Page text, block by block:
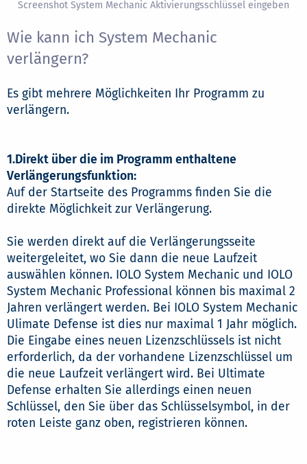
Screenshot System Mechanic Aktivierungsschlüssel eingeben
Wie kann ich System Mechanic
verlängern?
Es gibt mehrere Möglichkeiten Ihr Programm zu
verlängern.
1.Direkt über die im Programm enthaltene
Verlängerungsfunktion:
Auf der Startseite des Programms finden Sie die
direkte Möglichkeit zur Verlängerung.
Sie werden direkt auf die Verlängerungsseite
weitergeleitet, wo Sie dann die neue Laufzeit
auswählen können. IOLO System Mechanic und IOLO
System Mechanic Professional können bis maximal 2
Jahren verlängert werden. Bei IOLO System Mechanic
Ulimate Defense ist dies nur maximal 1 Jahr möglich.
Die Eingabe eines neuen Lizenzschlüssels ist nicht
erforderlich, da der vorhandene Lizenzschlüssel um
die neue Laufzeit verlängert wird. Bei Ultimate
Defense erhalten Sie allerdings einen neuen
Schlüssel, den Sie über das Schlüsselsymbol, in der
roten Leiste ganz oben, registrieren können.